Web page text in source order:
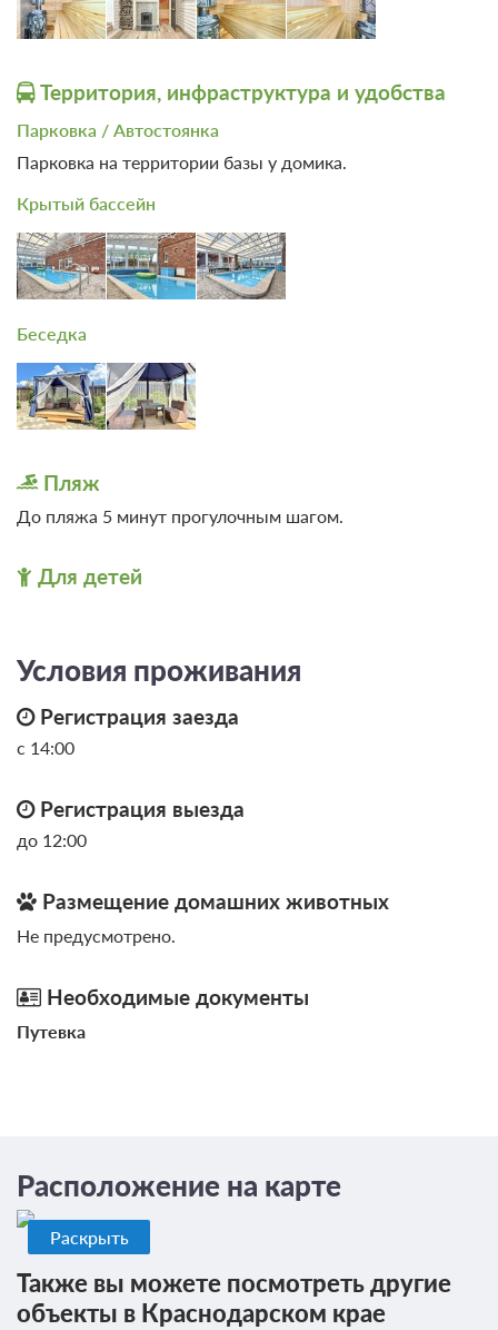
Территория, инфраструктура и удобства
Парковка / Автостоянка
Парковка на территории базы у домика.
Крытый бассейн
Беседка
Пляж
До пляжа 5 минут прогулочным шагом.
Для детей
Условия проживания
Регистрация заезда
с 14:00
Регистрация выезда
до 12:00
Размещение домашних животных
Не предусмотрено.
Необходимые документы
Путевка
Расположение на карте
Раскрыть
Также вы можете посмотреть другие
объекты в Краснодарском крае